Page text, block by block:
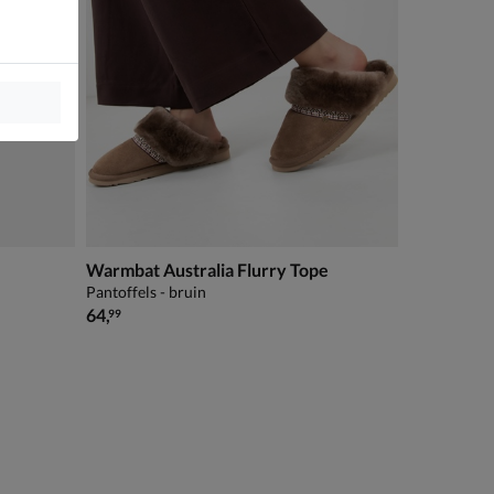
Warmbat Australia Flurry Tope
Pantoffels - bruin
€ 64,99
64,99